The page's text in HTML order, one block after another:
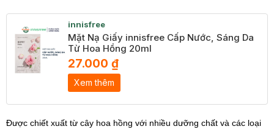
innisfree
Mặt Nạ Giấy innisfree Cấp Nước, Sáng Da
Từ Hoa Hồng 20ml
27.000 ₫
Xem thêm
Được chiết xuất từ cây hoa hồng với nhiều dưỡng chất và các loại